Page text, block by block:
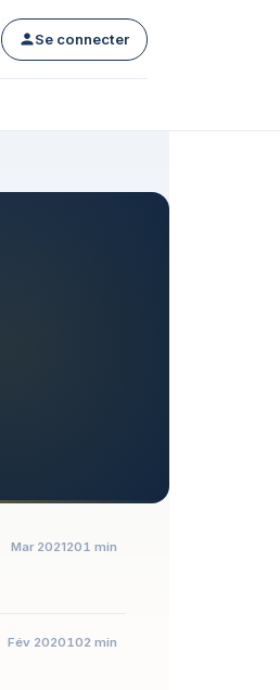
Se connecter
Mar 2021201 min
Fév 2020102 min